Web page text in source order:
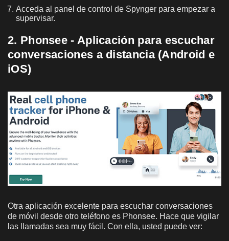
Acceda al panel de control de Spynger para empezar a
supervisar.
2. Phonsee - Aplicación para escuchar
conversaciones a distancia (Android e
iOS)
Otra aplicación excelente para escuchar conversaciones
de móvil desde otro teléfono es Phonsee. Hace que vigilar
las llamadas sea muy fácil. Con ella, usted puede ver: